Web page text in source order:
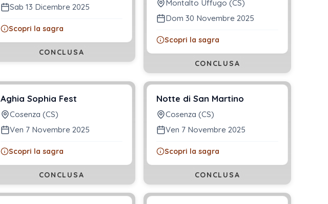
Sab 13 Dicembre 2025
Scopri la sagra
CONCLUSA
Montalto Uffugo (CS)
Dom 30 Novembre 2025
Scopri la sagra
CONCLUSA
Aghia Sophia Fest
Cosenza (CS)
Ven 7 Novembre 2025
Scopri la sagra
CONCLUSA
Notte di San Martino
Cosenza (CS)
Ven 7 Novembre 2025
Scopri la sagra
CONCLUSA